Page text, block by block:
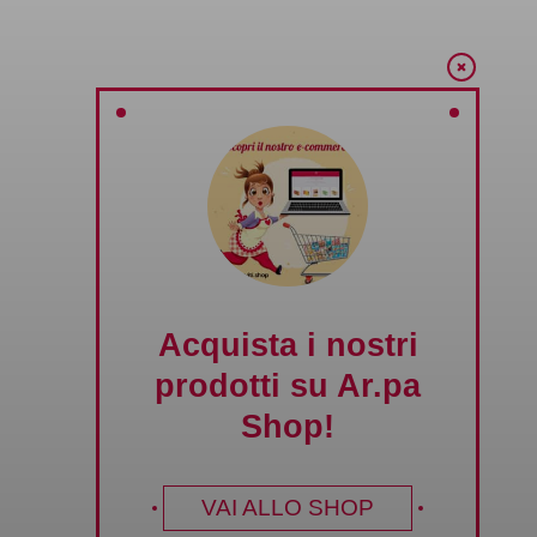
Acquista i nostri
prodotti su Ar.pa
Shop!
VAI ALLO SHOP